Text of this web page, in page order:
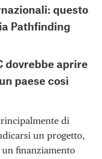
questo
Pathfinding
dovrebbe aprire
paese così
di
un progetto,
un finanziamento